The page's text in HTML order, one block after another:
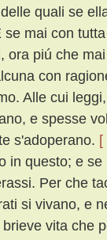
quali se
se mai con
ora piú che
con
Alle cui
e spesse
s'adoperano. [
in questo; e
Per che
si vivano, e
vita che